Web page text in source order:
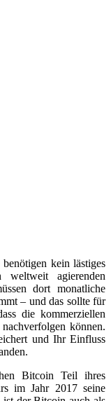
kein lästiges
agierenden
dort monatliche
– und das sollte für
die kommerziellen
können.
und Ihr Einfluss
Bitcoin Teil ihres
im Jahr 2017 seine